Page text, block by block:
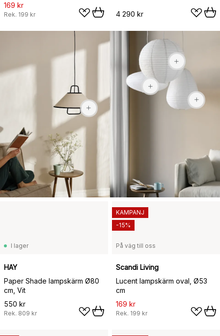
169 kr
Rek. 199 kr 4 290 kr
169 kr
1 950 kr
I lager
HAY
Paper Shade lampskärm Ø80
cm, Vit
550 kr
Rek. 809 kr
På väg till oss
Scandi Living
Lucent lampskärm oval, Ø53
cm
169 kr
Rek. 199 kr
KAMPANJ
-15%